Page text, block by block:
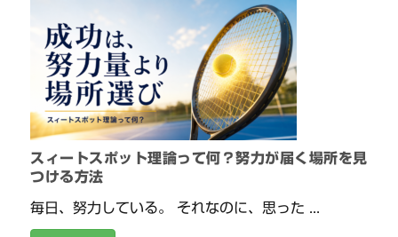
スィートスポット理論って何？努力が届く場所を見
つける方法
毎日、努力している。 それなのに、思った ...